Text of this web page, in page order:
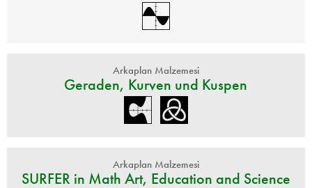
Arkaplan Malzemesi
Geraden, Kurven und Kuspen
Arkaplan Malzemesi
SURFER in Math Art, Education and Science